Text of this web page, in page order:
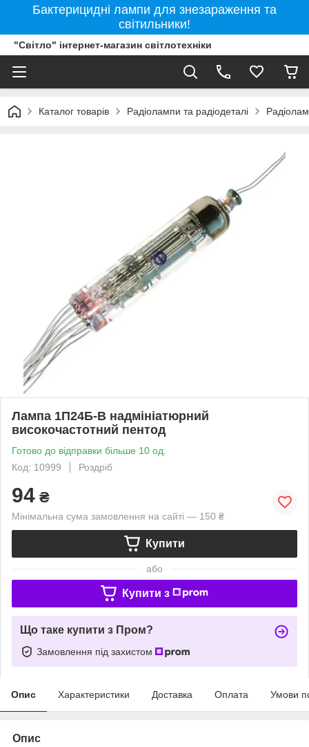
Бактерицидні лампи для знезараження та
світильники!
"Світло" інтернет-магазин світлотехніки
Каталог товарів Радіолампи та радіодеталі
Лампа 1П24Б-В надмініатюрний
високочастотний пентод
Готово до відправки більше 10 од.
Код: 10999
Роздріб
94 ₴
Мінімальна сума замовлення на сайті — 150 ₴
Купити
або
Купити з
Що таке купити з Пром?
Замовлення під захистом
Опис Характеристики Доставка Оплата Умови
Опис